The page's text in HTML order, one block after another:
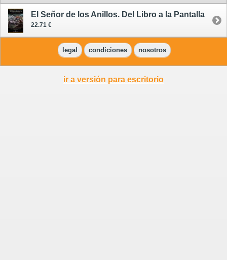
El Señor de los Anillos. Del Libro a la Pantalla
22.71 €
legal condiciones nosotros
ir a versión para escritorio